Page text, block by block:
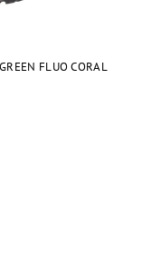
FLUO CORAL